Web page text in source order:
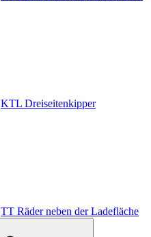
KTL Dreiseitenkipper
TT Räder neben der Ladefläche